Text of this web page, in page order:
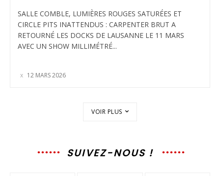
SALLE COMBLE, LUMIÈRES ROUGES SATURÉES ET
CIRCLE PITS INATTENDUS : CARPENTER BRUT A
RETOURNÉ LES DOCKS DE LAUSANNE LE 11 MARS
AVEC UN SHOW MILLIMÉTRÉ...
12 MARS 2026
VOIR PLUS
SUIVEZ-NOUS !